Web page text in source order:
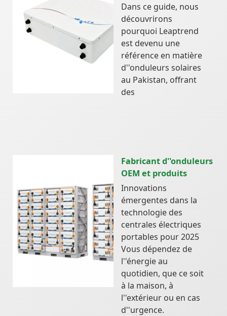
Dans ce guide, nous
découvrirons
pourquoi Leaptrend
est devenu une
référence en matière
d''onduleurs solaires
au Pakistan, offrant
des
Fabricant d''onduleurs
OEM et produits
Innovations
émergentes dans la
technologie des
centrales électriques
portables pour 2025
Vous dépendez de
l''énergie au
quotidien, que ce soit
à la maison, à
l''extérieur ou en cas
d''urgence.